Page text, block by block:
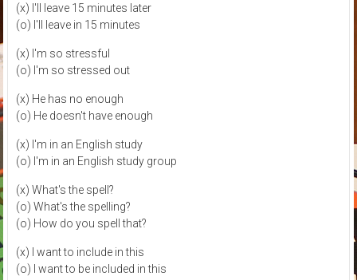
(x) I'll leave 15 minutes later
(o) I'll leave in 15 minutes
(x) I'm so stressful
(o) I'm so stressed out
(x) He has no enough
(o) He doesn't have enough
(x) I'm in an English study
(o) I'm in an English study group
(x) What's the spell?
(o) What's the spelling?
(o) How do you spell that?
(x) I want to include in this
(o) I want to be included in this